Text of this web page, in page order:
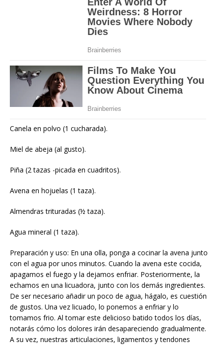
Canela en polvo (1 cucharada).
Miel de abeja (al gusto).
Piña (2 tazas -picada en cuadritos).
Avena en hojuelas (1 taza).
Almendras trituradas (½ taza).
Agua mineral (1 taza).
Preparación y uso: En una olla, ponga a cocinar la avena junto
con el agua por unos minutos. Cuando la avena este cocida,
apagamos el fuego y la dejamos enfriar. Posteriormente, la
echamos en una licuadora, junto con los demás ingredientes.
De ser necesario añadir un poco de agua, hágalo, es cuestión
de gustos. Una vez licuado, lo ponemos a enfriar y lo
tomamos frio. Al tomar este delicioso batido todos los días,
notarás cómo los dolores irán desapareciendo gradualmente.
A su vez, nuestras articulaciones, ligamentos y tendones